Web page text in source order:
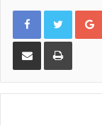
E-Posta ile paylaş Yazdır